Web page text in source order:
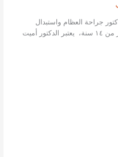
جراحة العظام واستبدال
المفاصل في دلهي. بخبرة أكثر من ١٤ سنة، يعتبر الدكتور أميت